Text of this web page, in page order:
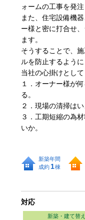
ォームの工事を発
また、住宅設備機
ー様と密に打合せ
ます。
そうすることで、
ルを防止するよう
当社の心掛けとして
１．オーナー様が
る。
２．現場の清掃は
３．工期短縮の為
いか。
新築年間
成約 1棟
対応
新築・建て替え